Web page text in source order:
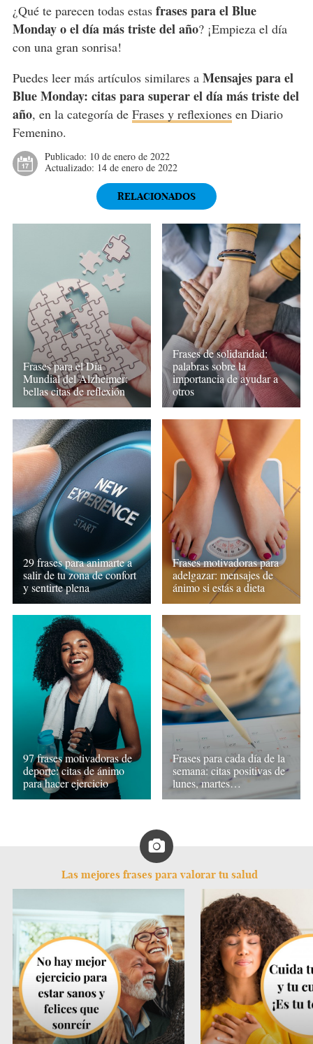
¿Qué te parecen todas estas frases para el Blue
Monday o el día más triste del año? ¡Empieza el día
con una gran sonrisa!
Puedes leer más artículos similares a Mensajes para el
Blue Monday: citas para superar el día más triste del
año, en la categoría de Frases y reflexionesen Diario
Femenino.
Publicado: 10 de enero de 2022
Actualizado: 14 de enero de 2022
RELACIONADOS
Frases para el Día
Mundial del Alzheimer:
bellas citas de reflexión
Frases de solidaridad:
palabras sobre la
importancia de ayudar a
otros
29 frases para animarte a
salir de tu zona de confort
y sentirte plena
Frases motivadoras para
adelgazar: mensajes de
ánimo si estás a dieta
97 frases motivadoras de
deporte: citas de ánimo
para hacer ejercicio
Frases para cada día de la
semana: citas positivas de
lunes, martes…
Las mejores frases para valorar tu salud